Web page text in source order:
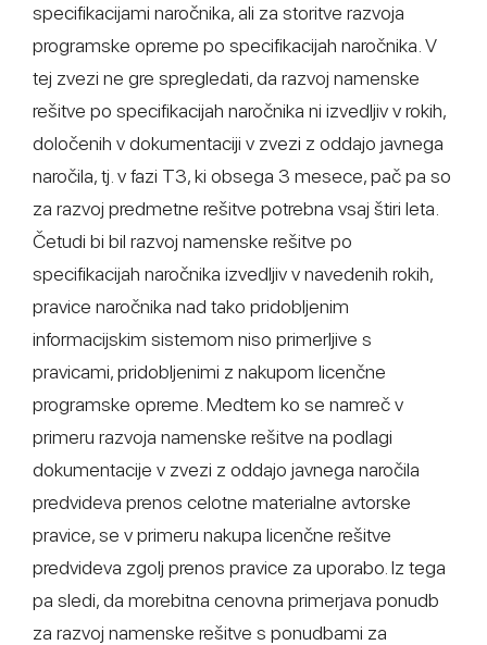
specifikacijami naročnika, ali za storitve razvoja
programske opreme po specifikacijah naročnika. V
tej zvezi ne gre spregledati, da razvoj namenske
rešitve po specifikacijah naročnika ni izvedljiv v rokih,
določenih v dokumentaciji v zvezi z oddajo javnega
naročila, tj. v fazi T3, ki obsega 3 mesece, pač pa so
za razvoj predmetne rešitve potrebna vsaj štiri leta.
Četudi bi bil razvoj namenske rešitve po
specifikacijah naročnika izvedljiv v navedenih rokih,
pravice naročnika nad tako pridobljenim
informacijskim sistemom niso primerljive s
pravicami, pridobljenimi z nakupom licenčne
programske opreme. Medtem ko se namreč v
primeru razvoja namenske rešitve na podlagi
dokumentacije v zvezi z oddajo javnega naročila
predvideva prenos celotne materialne avtorske
pravice, se v primeru nakupa licenčne rešitve
predvideva zgolj prenos pravice za uporabo. Iz tega
pa sledi, da morebitna cenovna primerjava ponudb
za razvoj namenske rešitve s ponudbami za